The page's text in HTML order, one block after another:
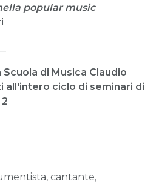
popular music
di Musica Claudio
all'intero ciclo di seminari di
cantante,